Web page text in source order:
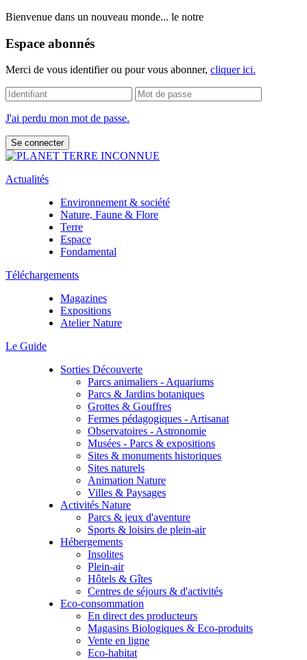
Bienvenue dans un nouveau monde... le notre
Espace abonnés
Merci de vous identifier ou pour vous abonner, cliquer ici.
J'ai perdu mon mot de passe.
Actualités
Environnement & société
Nature, Faune & Flore
Terre
Espace
Fondamental
Téléchargements
Magazines
Expositions
Atelier Nature
Le Guide
Sorties Découverte
Parcs animaliers - Aquariums
Parcs & Jardins botaniques
Grottes & Gouffres
Fermes pédagogiques - Artisanat
Observatoires - Astronomie
Musées - Parcs & expositions
Sites & monuments historiques
Sites naturels
Animation Nature
Villes & Paysages
Activités Nature
Parcs & jeux d'aventure
Sports & loisirs de plein-air
Hébergements
Insolites
Plein-air
Hôtels & Gîtes
Centres de séjours & d'activités
Eco-consommation
En direct des producteurs
Magasins Biologiques & Eco-produits
Vente en ligne
Eco-habitat